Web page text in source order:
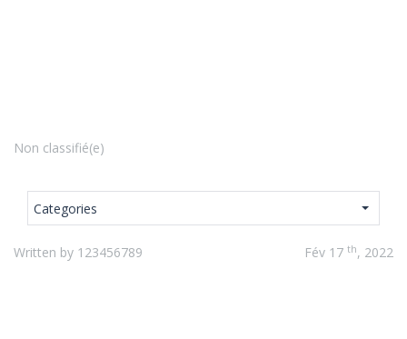
Non classifié(e)
Categories
Written by 123456789 Fév 17 th, 2022